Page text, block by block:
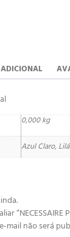
0,000 kg
Azul Claro,
“NECESSAIRE
mail não será